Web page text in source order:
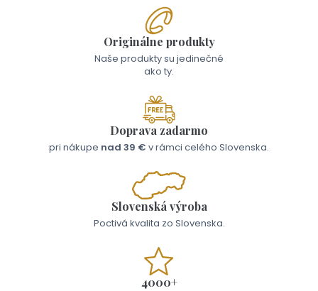
Originálne produkty
Naše produkty su jedinečné
ako ty.
Doprava zadarmo
pri nákupe nad 39 € v rámci celého Slovenska.
Slovenská výroba
Poctivá kvalita zo Slovenska.
4000+